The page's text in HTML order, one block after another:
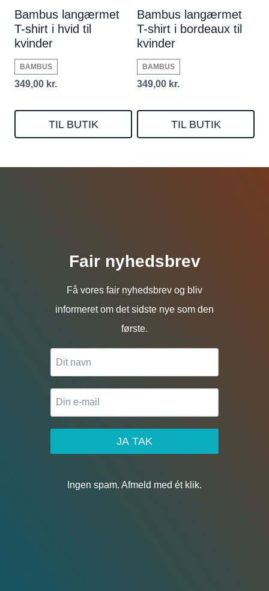
Bambus langærmet
T-shirt i hvid til
kvinder
BAMBUS
349,00 kr.
TIL BUTIK
Bambus langærmet
T-shirt i bordeaux til
kvinder
BAMBUS
349,00 kr.
TIL BUTIK
Fair nyhedsbrev
Få vores fair nyhedsbrev og bliv
informeret om det sidste nye som den
første.
JA TAK
Ingen spam. Afmeld med ét klik.